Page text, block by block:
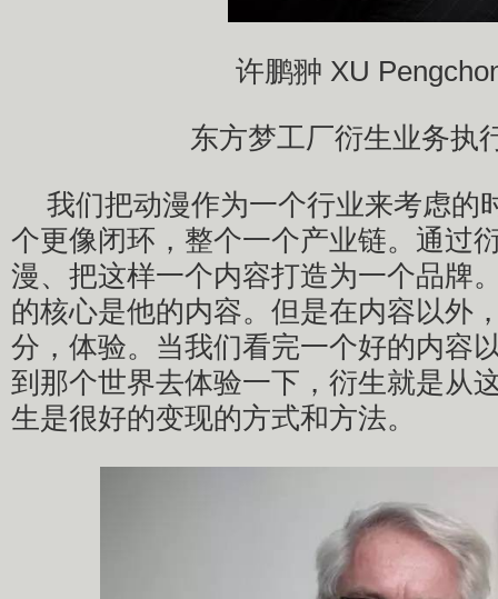
许鹏翀 XU
东方梦工厂衍生业务执
我们把动漫作为一个行业来考虑的
个更像闭环，整个一个产业链。通过
漫、把这样一个内容打造为一个品牌
的核心是他的内容。但是在内容以外
分，体验。当我们看完一个好的内容
到那个世界去体验一下，衍生就是从
生是很好的变现的方式和方法。